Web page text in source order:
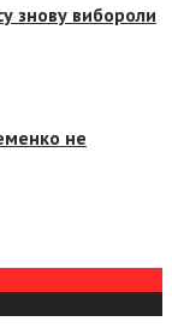
знову вибороли
не